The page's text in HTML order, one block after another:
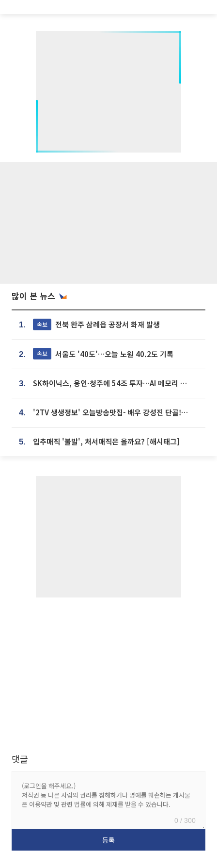
많이 본 뉴스
1. 속보 전북 완주 삼례읍 공장서 화재 발생
2. 속보 서울도 '40도'…오늘 노원 40.2도 기록
3. SK하이닉스, 용인·청주에 54조 투자…AI 메모리 생산기지 키운다
4. '2TV 생생정보' 오늘방송맛집- 배우 강성진 단골! 쌀국수ㆍ푸팟퐁 커리 맛집 '블○○○'
5. 입추매직 '불발', 처서매직은 올까요? [해시태그]
댓글
0 / 300